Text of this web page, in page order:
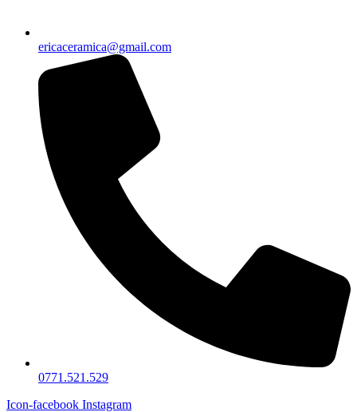
ericaceramica@gmail.com
0771.521.529
Icon-facebook Instagram